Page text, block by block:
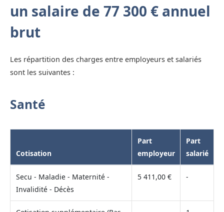
un salaire de 77 300 € annuel
brut
Les répartition des charges entre employeurs et salariés
sont les suivantes :
Santé
Cotisation
Part
employeur
Part
salarié
Secu - Maladie - Maternité -
Invalidité - Décès
5 411,00 € -